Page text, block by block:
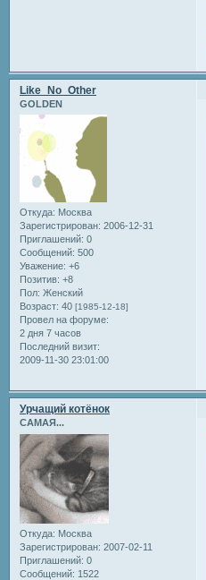
Like_No_Other
GOLDEN
Откуда: Москва
Зарегистрирован: 2006-12-31
Приглашений: 0
Сообщений: 500
Уважение: +6
Позитив: +8
Пол: Женский
Возраст: 40 [1985-12-18]
Провел на форуме:
2 дня 7 часов
Последний визит:
2009-11-30 23:01:00
Урчащий котёнок
САМАЯ...
Откуда: Москва
Зарегистрирован: 2007-02-11
Приглашений: 0
Сообщений: 1522